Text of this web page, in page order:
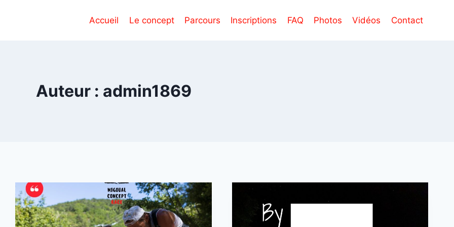
Accueil Le concept Parcours Inscriptions FAQ Photos Vidéos Contact
Auteur : admin1869